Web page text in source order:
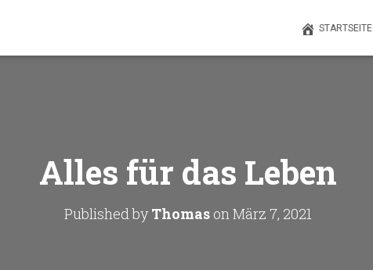
STARTSEITE
Alles für das Leben
Published byThomas onMärz 7, 2021